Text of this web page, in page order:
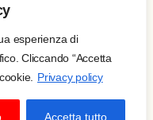
esperienza di
Cliccando “Accetta
Privacy policy
Accetta tutto